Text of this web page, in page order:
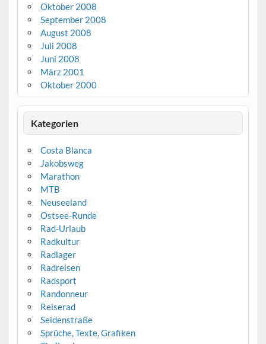
Oktober 2008
September 2008
August 2008
Juli 2008
Juni 2008
März 2001
Oktober 2000
Kategorien
Costa Blanca
Jakobsweg
Marathon
MTB
Neuseeland
Ostsee-Runde
Rad-Urlaub
Radkultur
Radlager
Radreisen
Radsport
Randonneur
Reiserad
Seidenstraße
Sprüche, Texte, Grafiken